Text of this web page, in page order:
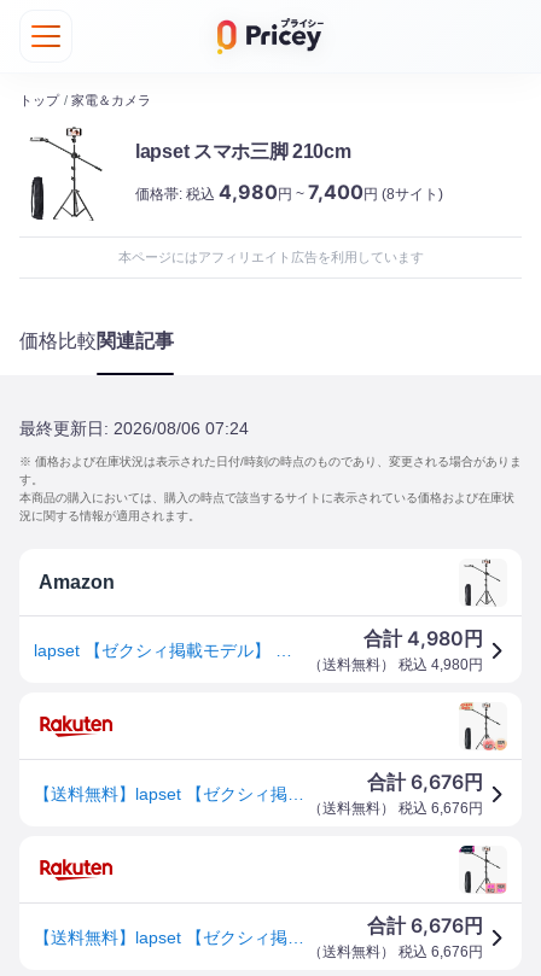
トップ / 家電＆カメラ
lapset スマホ三脚 210cm
価格帯: 税込 4,980円 ~ 7,400円 (8サイト)
本ページにはアフィリエイト広告を利用しています
価格比較関連記事
最終更新日: 2026/08/06 07:24
※ 価格および在庫状況は表示された日付/時刻の時点のものであり、変更される場合がありま
す。
本商品の購入においては、購入の時点で該当するサイトに表示されている価格および在庫状
況に関する情報が適用されます。
Amazon
合計4,980 円
（送料無料） 税込 4,980円
合計6,676円
（送料無料） 税込 6,676 円
合計6,676円
（送料無料） 税込 6,676 円